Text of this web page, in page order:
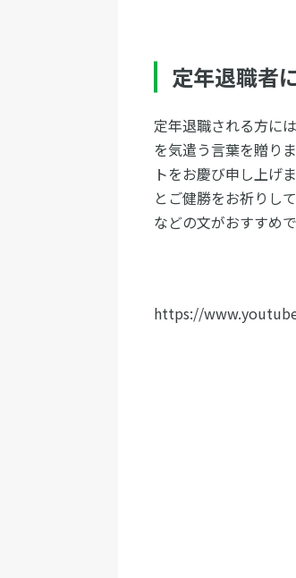
定年退職者
定年退職される方に
を気遣う言葉を贈り
トをお慶び申し上げ
とご健勝をお祈りし
などの文がおすすめで
https://